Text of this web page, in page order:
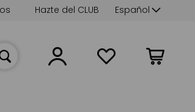
Lenguaje
Español
Hazte del CLUB
Mi cesta